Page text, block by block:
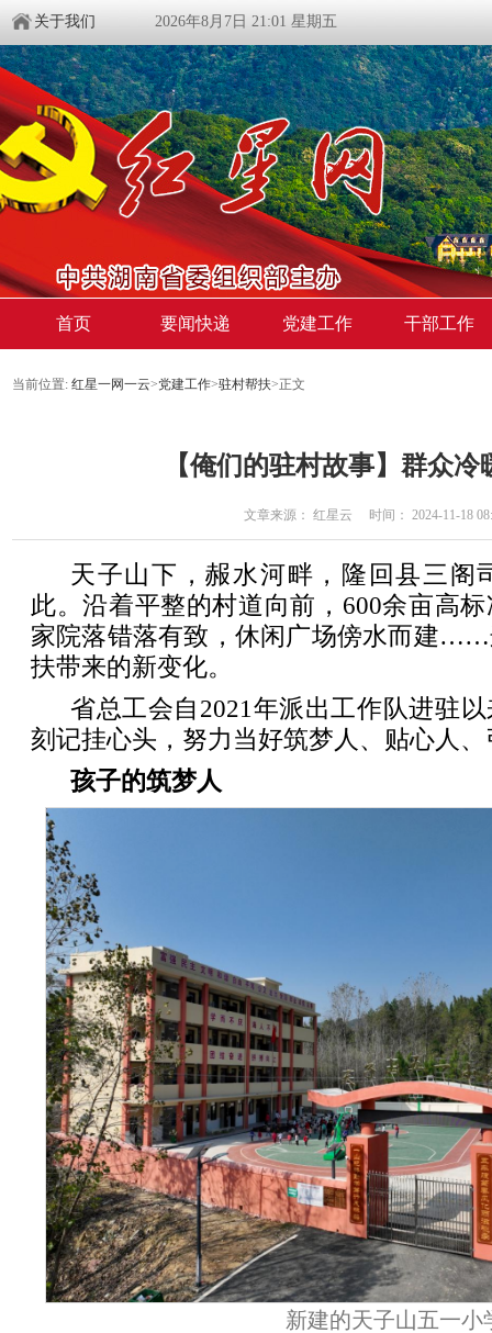
关于我们 2026年8月7日 21:01 星期五
首页 要闻快递 党建工作 干部工作
当前位置: 红星一网一云>党建工作>驻村帮扶>正文
【俺们的驻村故事】群众冷
文章来源： 红星云 时间： 2024-11-18
天子山下，赧水河畔，隆回县三阁
此。沿着平整的村道向前，600余亩高
家院落错落有致，休闲广场傍水而建
扶带来的新变化。
省总工会自2021年派出工作队进驻
刻记挂心头，努力当好筑梦人、贴心人
孩子的筑梦人
新建的天子山五一小